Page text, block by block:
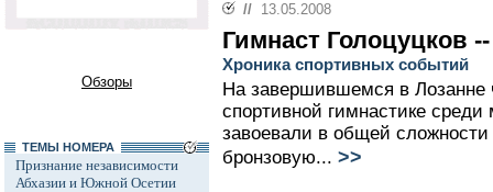
Обзоры
ТЕМЫ НОМЕРА
Признание независимости
Абхазии и Южной Осетии
// 13.05.2008
Гимнаст Голоцуцков
Хроника спортивных событий
На завершившемся в Лозанне
спортивной гимнастике
завоевали в общей
бронзовую... >>